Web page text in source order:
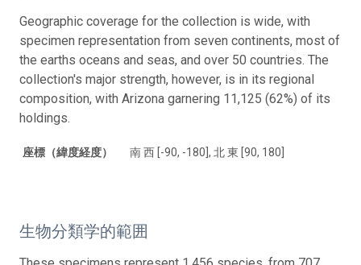
Geographic coverage for the collection is wide, with
specimen representation from seven continents, most of
the earths oceans and seas, and over 50 countries. The
collection's major strength, however, is in its regional
composition, with Arizona garnering 11,125 (62%) of its
holdings.
座標（緯度経度） 南 西 [-90, -180], 北 東 [90, 180]
生物分類学的範囲